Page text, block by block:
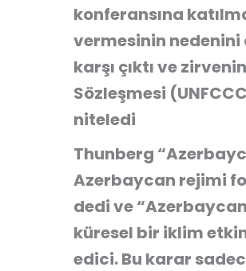
konferansına
vermesinin nedenini
karşı çıktı ve
Sözleşmesi
niteledi
Thunberg
Azerbaycan rejimi
dedi ve
küresel bir iklim
edici. Bu karar